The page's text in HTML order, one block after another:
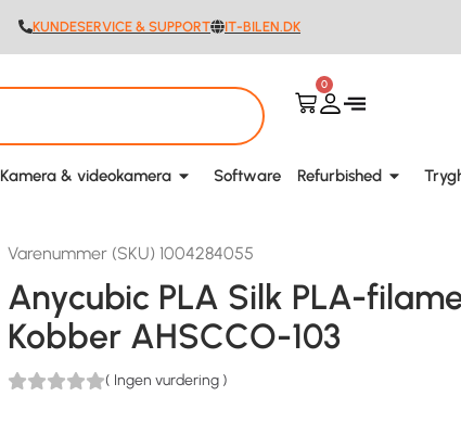
KUNDESERVICE & SUPPORT IT-BILEN.DK
0
Kamera & videokamera Software Refurbished
Varenummer (SKU) 1004284055
Anycubic PLA Silk PLA-
Kobber AHSCCO-103
( Ingen vurdering )